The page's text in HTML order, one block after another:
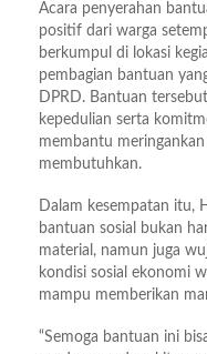
Acara penyerahan
positif dari warga
berkumpul di lokasi
pembagian bantuan
DPRD. Bantuan
kepedulian serta
membantu
membutuhkan.
Dalam kesempatan itu,
bantuan sosial bukan
material, namun juga
kondisi sosial ekonomi
mampu memberikan
“Semoga bantuan ini